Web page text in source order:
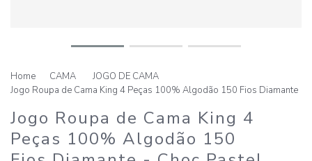
CAMA
JOGO DE CAMA
Jogo Roupa de Cama King 4 Peças 100% Algodão 150 Fios Diamante
Jogo Roupa de Cama King 4
Peças 100% Algodão 150